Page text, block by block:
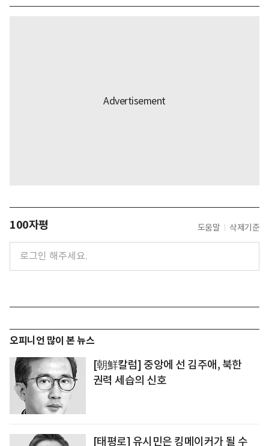
100자평 도움말 삭제기준
오피니언 많이 본 뉴스
[朝鮮칼럼] 중앙에 선 김주애, 북한
권력 세습의 신호
[태평로] 유시민은 킹메이커가 될 수